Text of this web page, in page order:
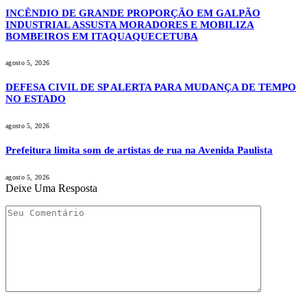
INCÊNDIO DE GRANDE PROPORÇÃO EM GALPÃO
INDUSTRIAL ASSUSTA MORADORES E MOBILIZA
BOMBEIROS EM ITAQUAQUECETUBA
agosto 5, 2026
DEFESA CIVIL DE SP ALERTA PARA MUDANÇA DE TEMPO
NO ESTADO
agosto 5, 2026
Prefeitura limita som de artistas de rua na Avenida Paulista
agosto 5, 2026
Deixe Uma Resposta